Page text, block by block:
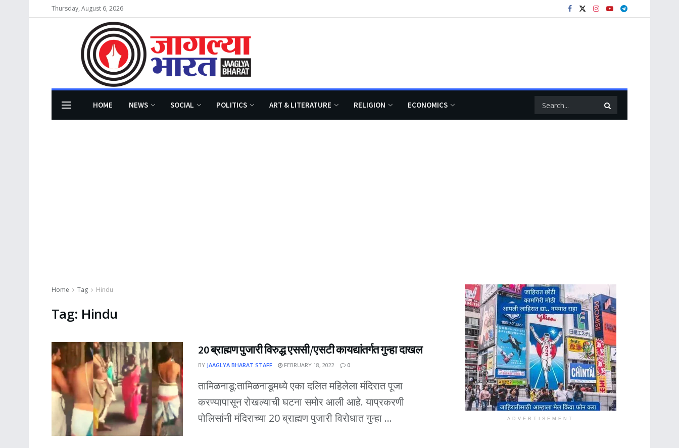
Thursday, August 6, 2026
HOME NEWS SOCIAL POLITICS ART & LITERATURE RELIGION ECONOMICS
Home Tag Hindu
Tag: Hindu
20 ब्राह्मण पुजारी विरुद्ध एससी/एसटी कायद्यांतर्गत गुन्हा दाखल
BY JAAGLYA BHARAT STAFF FEBRUARY 18, 2022 0
तामिळनाडू:तामिळनाडूमध्ये एका दलित महिलेला मंदिरात पूजा
करण्यापासून रोखल्याची घटना समोर आली आहे. याप्रकरणी
पोलिसांनी मंदिराच्या 20 ब्राह्मण पुजारी विरोधात गुन्हा ...
ADVERTISEMENT